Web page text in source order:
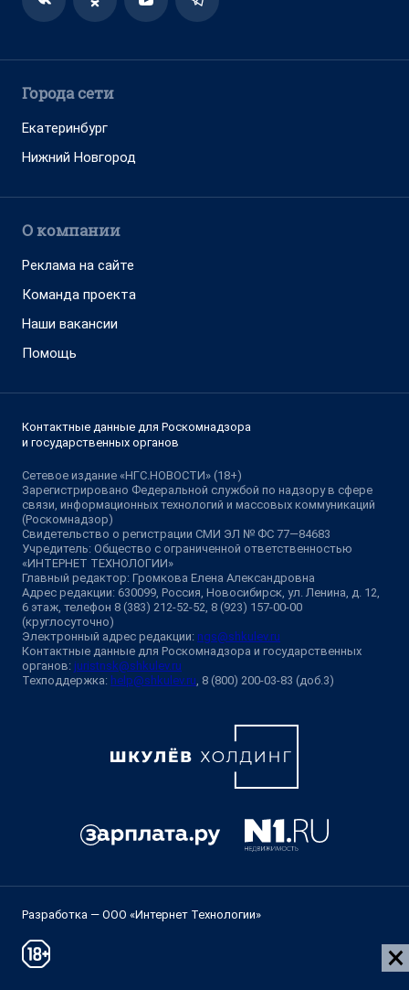
Города сети
Екатеринбург
Нижний Новгород
О компании
Реклама на сайте
Команда проекта
Наши вакансии
Помощь
Контактные данные для Роскомнадзора
и государственных органов
Сетевое издание «НГС.НОВОСТИ» (18+)
Зарегистрировано Федеральной службой по надзору в сфере
связи, информационных технологий и массовых коммуникаций
(Роскомнадзор)
Свидетельство о регистрации СМИ ЭЛ № ФС 77—84683
Учредитель: Общество с ограниченной ответственностью
«ИНТЕРНЕТ ТЕХНОЛОГИИ»
Главный редактор: Громкова Елена Александровна
Адрес редакции: 630099, Россия, Новосибирск, ул. Ленина, д. 12,
6 этаж, телефон 8 (383) 212-52-52, 8 (923) 157-00-00
(круглосуточно)
Электронный адрес редакции: ngs@shkulev.ru
Контактные данные для Роскомнадзора и государственных
органов: juristnsk@shkulev.ru
Техподдержка: help@shkulev.ru , 8 (800) 200-03-83 (доб.3)
Разработка — ООО «Интернет Технологии»